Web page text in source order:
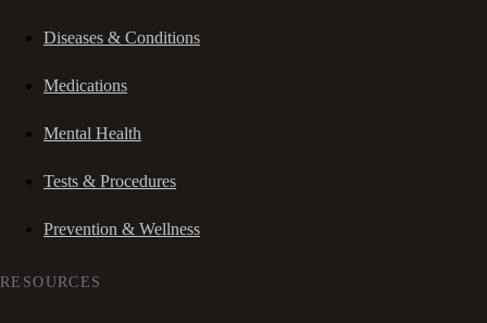
Diseases & Conditions
Medications
Mental Health
Tests & Procedures
Prevention & Wellness
RESOURCES